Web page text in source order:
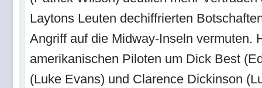
Laytons Leuten dechiffrierten
Angriff auf die Midway-Inseln vermuten.
amerikanischen Piloten um Dick Best
(Luke Evans) und Clarence Dickinson